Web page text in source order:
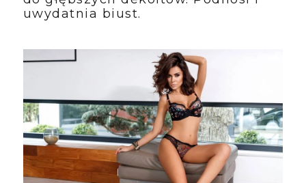
uwydatnia biust.